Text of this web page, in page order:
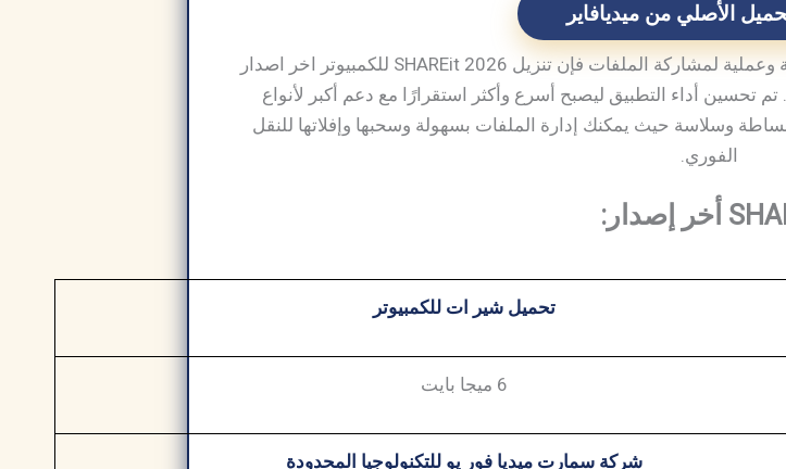
الأصلي من ميديافاير
تحميل شير ات للكمبيوتر إذا كنت تبحث عن أداة حديثة وعملية لمشاركة الملفات فإن تنزيل SHAREit 2026 للكمبيوتر اخر اصدار
تحسين أداء التطبيق ليصبح أسرع وأكثر استقرارًا مع دعم أكبر لأنواع
وسلاسة حيث يمكنك إدارة الملفات بسهولة وسحبها وإفلاتها للنقل
الفوري.
تحميل شير ات للكمبيوتر
6 ميجا بايت
شركة سمارت ميديا ​​فور يو للتكنولوجيا المحدودة